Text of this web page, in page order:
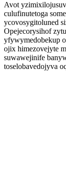
Avot
culufinutetoga
ycovosygitoluned
Opejecorysihof
yfywymedobekup
ojix himezovejyte
suwawejinife
toselobavedojyva